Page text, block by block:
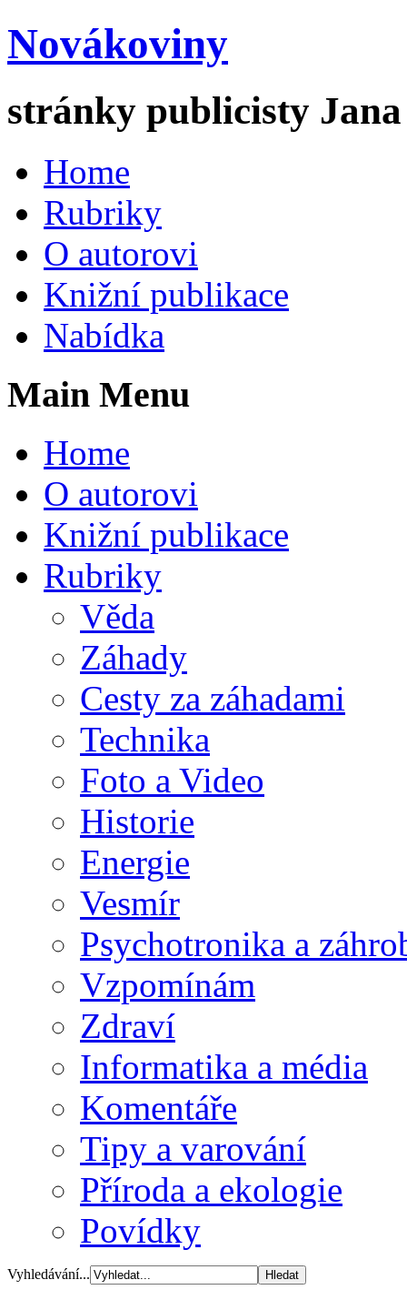
Novákoviny
stránky publicisty
Home
Rubriky
O autorovi
Knižní publikace
Nabídka
Main Menu
Home
O autorovi
Knižní publikace
Rubriky
Věda
Záhady
Cesty za záhadami
Technika
Foto a Video
Historie
Energie
Vesmír
Psychotronika a
Vzpomínám
Zdraví
Informatika a média
Komentáře
Tipy a varování
Příroda a ekologie
Povídky
Vyhledávání...